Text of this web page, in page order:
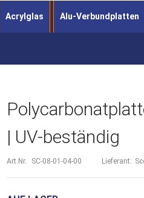
Acrylglas Alu-Verbundplatten
| UV-beständig
Art.Nr. SC-08-01-04-00 Lieferant: